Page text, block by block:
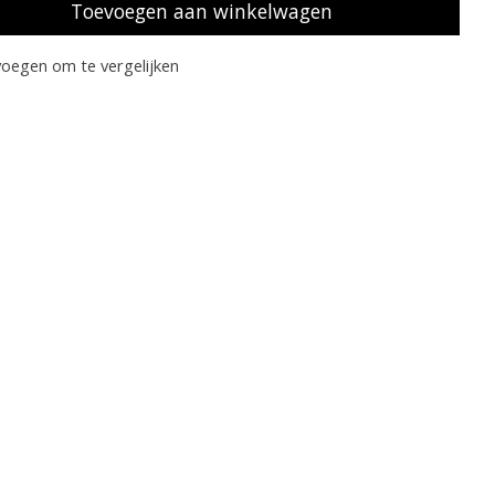
Toevoegen aan winkelwagen
om te vergelijken